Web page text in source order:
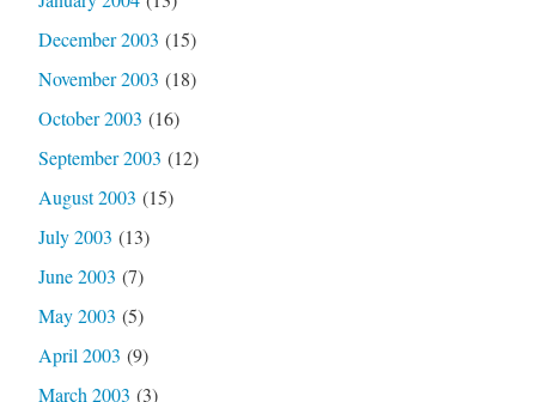
December 2003 (15)
November 2003 (18)
October 2003 (16)
September 2003 (12)
August 2003 (15)
July 2003 (13)
June 2003 (7)
May 2003 (5)
April 2003 (9)
March 2003 (3)